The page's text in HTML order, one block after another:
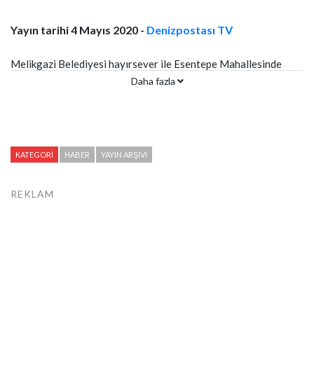
Yayın tarihi 4 Mayıs 2020 - Denizpostası TV
Melikgazi Belediyesi hayırsever ile Esentepe Mahallesinde
hayata geçireceği Mehmet ZahidKotkuve İpek Diyanet Eğitim
Daha fazla
KATEGORI HABER YAYIN ARŞIVI
REKLAM